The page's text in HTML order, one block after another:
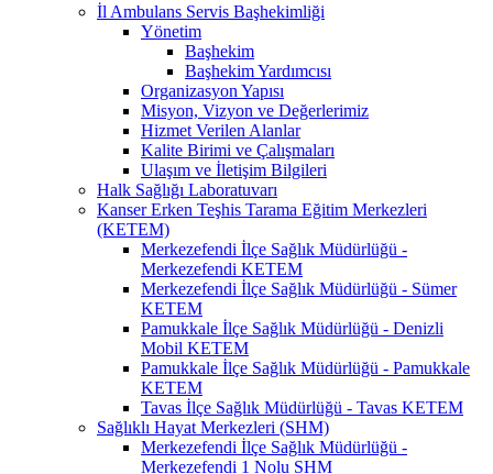
İl Ambulans Servis Başhekimliği
Yönetim
Başhekim
Başhekim Yardımcısı
Organizasyon Yapısı
Misyon, Vizyon ve Değerlerimiz
Hizmet Verilen Alanlar
Kalite Birimi ve Çalışmaları
Ulaşım ve İletişim Bilgileri
Halk Sağlığı Laboratuvarı
Kanser Erken Teşhis Tarama Eğitim Merkezleri
(KETEM)
Merkezefendi İlçe Sağlık Müdürlüğü -
Merkezefendi KETEM
Merkezefendi İlçe Sağlık Müdürlüğü - Sümer
KETEM
Pamukkale İlçe Sağlık Müdürlüğü - Denizli
Mobil KETEM
Pamukkale İlçe Sağlık Müdürlüğü - Pamukkale
KETEM
Tavas İlçe Sağlık Müdürlüğü - Tavas KETEM
Sağlıklı Hayat Merkezleri (SHM)
Merkezefendi İlçe Sağlık Müdürlüğü -
Merkezefendi 1 Nolu SHM